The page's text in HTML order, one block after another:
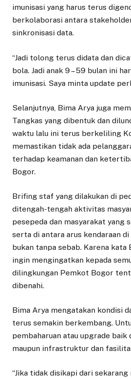
imunisasi yang harus terus
berkolaborasi antara
sinkronisasi data.
“Jadi tolong terus didata dan
bola. Jadi anak 9 – 59 bulan ini
imunisasi. Saya minta update
Selanjutnya, Bima Arya juga
Tangkas yang dibentuk dan
waktu lalu ini terus berkeliling
memastikan tidak ada
terhadap keamanan dan
Bogor.
Brifing staf yang dilakukan di
ditengah-tengah aktivitas
pesepeda dan masyarakat yang
serta di antara arus kendaraan di
bukan tanpa sebab. Karena kata
ingin mengingatkan kepada
dilingkungan Pemkot Bogor
dibenahi.
Bima Arya mengatakan kondisi
terus semakin berkembang.
pembaharuan atau upgrade baik
maupun infrastruktur dan
“Jika tidak disikapi dari